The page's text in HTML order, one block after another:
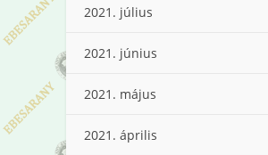
2021. július
2021. június
2021. május
2021. április